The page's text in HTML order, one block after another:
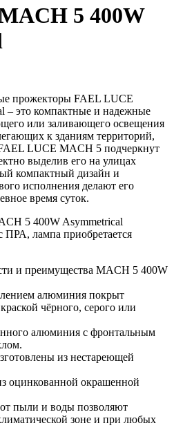
5 400W
прожекторы FAEL LUCE
– это компактные и надежные
или заливающего освещения
к зданиям территорий,
LUCE MACH 5 подчеркнут
выделив его на улицах
компактный дизайн и
исполнения делают его
время суток.
5 400W Asymmetrical
ПРА, лампа приобретается
и преимущества MACH 5 400W
алюминия покрыт
чёрного, серого или
алюминия с фронтальным
из нестареющей
оцинкованной окрашенной
пыли и воды позволяют
зоне и при любых